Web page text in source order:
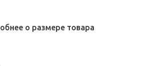
о размере товара